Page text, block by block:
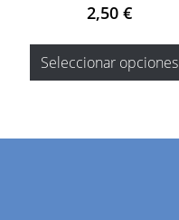
2,50€
Seleccionar opciones